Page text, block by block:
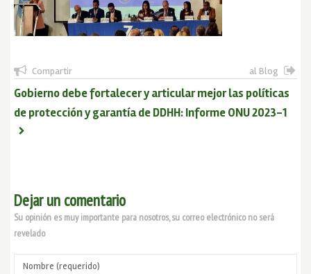
Compartir al Blog
Gobierno debe fortalecer y articular mejor las políticas
de protección y garantía de DDHH: Informe ONU 2023-1
Dejar un comentario
Su opinión es muy importante para nosotros, su correo electrónico no será
revelado